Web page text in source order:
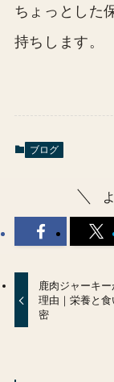
ちょっとした
持ちします。
ブログ
鹿肉ジャーキ
理由｜栄養と
密